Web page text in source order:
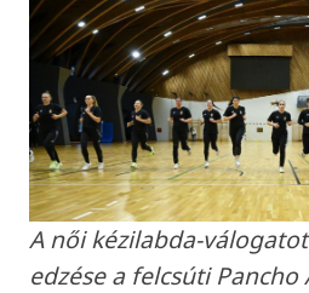
A női kézilabda-
edzése a felcsúti Pancho